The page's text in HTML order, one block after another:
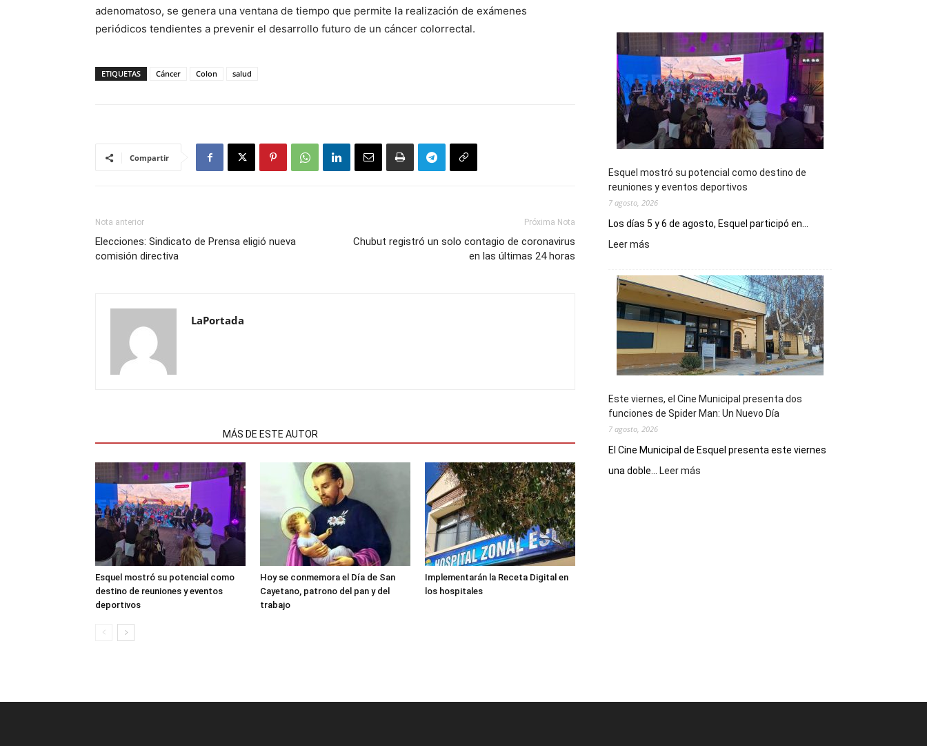
adenomatoso, se genera una ventana de tiempo que permite la realización de exámenes
periódicos tendientes a prevenir el desarrollo futuro de un cáncer colorrectal.
ETIQUETAS Cáncer Colon salud
Compartir
Nota anterior
Elecciones: Sindicato de Prensa eligió nueva
comisión directiva
Próxima Nota
Chubut registró un solo contagio de coronavirus
en las últimas 24 horas
LaPortada
MÁS DE ESTE AUTOR
Esquel mostró su potencial como
destino de reuniones y eventos
deportivos
Hoy se conmemora el Día de San
Cayetano, patrono del pan y del
trabajo
Implementarán la Receta Digital en
los hospitales
Esquel mostró su potencial como destino de
reuniones y eventos deportivos
7 agosto, 2026
Los días 5 y 6 de agosto, Esquel participó en...
Leer más
su
potencial
como
destino
de
reuniones
y
deportivos
Este viernes, el Cine Municipal presenta dos
funciones de Spider Man: Un Nuevo Día
7 agosto, 2026
El Cine Municipal de Esquel presenta este viernes
una doble...
Leer más